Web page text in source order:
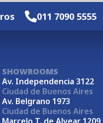
011 7090 5555
SHOWROOMS
Av. Independencia 3122
Ciudad de Buenos Aires
Av. Belgrano 1973
Ciudad de Buenos Aires